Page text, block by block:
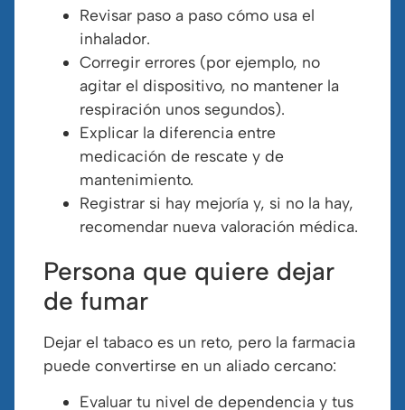
Revisar paso a paso cómo usa el
inhalador.
Corregir errores (por ejemplo, no
agitar el dispositivo, no mantener la
respiración unos segundos).
Explicar la diferencia entre
medicación de rescate y de
mantenimiento.
Registrar si hay mejoría y, si no la hay,
recomendar nueva valoración médica.
Persona que quiere dejar
de fumar
Dejar el tabaco es un reto, pero la farmacia
puede convertirse en un aliado cercano:
Evaluar tu nivel de dependencia y tus